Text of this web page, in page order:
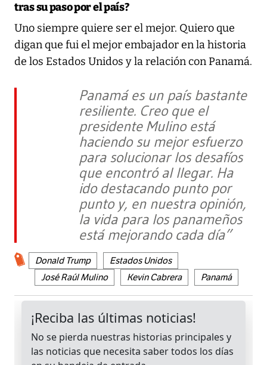
tras su paso por el país?
Uno siempre quiere ser el mejor. Quiero que
digan que fui el mejor embajador en la historia
de los Estados Unidos y la relación con Panamá.
Panamá es un país bastante
resiliente. Creo que el
presidente Mulino está
haciendo su mejor esfuerzo
para solucionar los desafíos
que encontró al llegar. Ha
ido destacando punto por
punto y, en nuestra opinión,
la vida para los panameños
está mejorando cada día”
Donald Trump
Estados Unidos
José Raúl Mulino
Kevin Cabrera Panamá